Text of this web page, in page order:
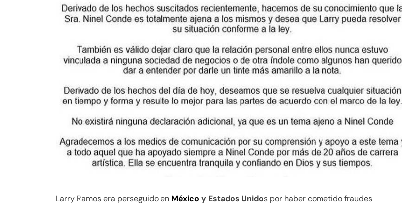
Larry Ramos era perseguido en México y Estados Unidos por haber cometido fraudes